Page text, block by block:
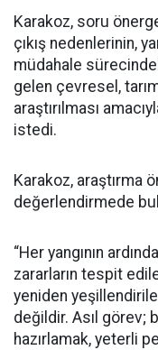
Karakoz, soru
çıkış nedenlerinin,
müdahale
gelen çevresel,
araştırılması
istedi.
Karakoz, araştırma
değerlendirmede
“Her yangının
zararların tespit
yeniden
değildir. Asıl görev;
hazırlamak, yeterli